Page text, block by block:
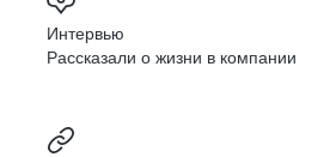
Интервью
Рассказали о жизни в компании